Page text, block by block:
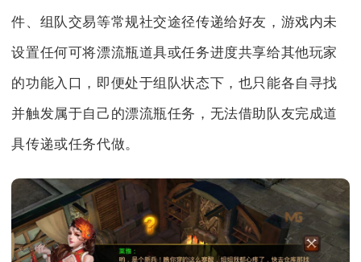
件、组队交易等常规社交途径传递给好友，游戏内未
设置任何可将漂流瓶道具或任务进度共享给其他玩家
的功能入口，即便处于组队状态下，也只能各自寻找
并触发属于自己的漂流瓶任务，无法借助队友完成道
具传递或任务代做。